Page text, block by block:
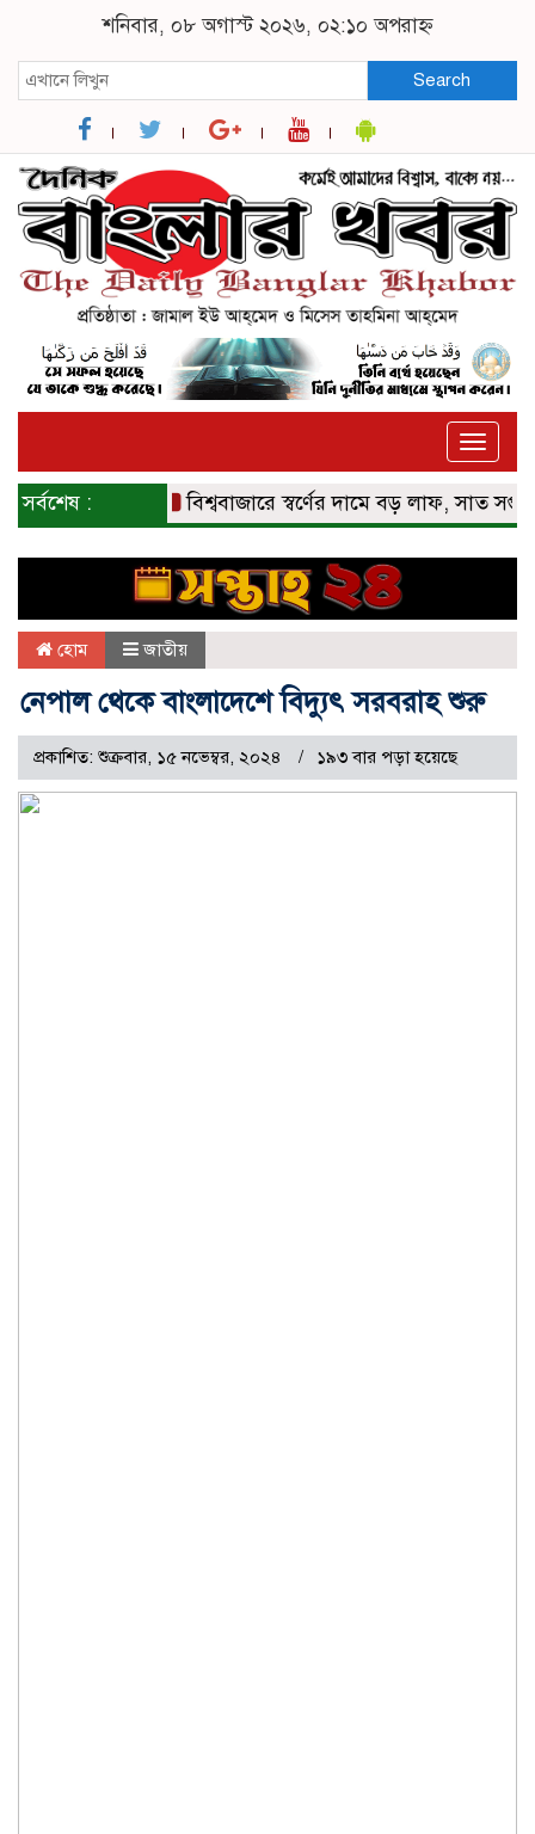
শনিবার, ০৮ অগাস্ট ২০২৬, ০২:১০ অপরাহ্ন
Search
Toggle
সর্বশেষ : বিশ্ববাজারে স্বর্ণের দামে বড় লাফ, সাত
হোম জাতীয়
নেপাল থেকে বাংলাদেশে বিদ্যুৎ সরবরাহ শুরু
প্রকাশিত: শুক্রবার, ১৫ নভেম্বর, ২০২৪ ১৯৩ বার পড়া হয়েছে